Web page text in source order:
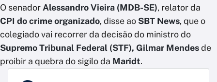
O senador Alessandro Vieira (MDB-SE), relator da
CPI do crime organizado, disse ao SBT News, que o
colegiado vai recorrer da decisão do ministro do
Supremo Tribunal Federal (STF), Gilmar Mendesde
proibir a quebra do sigilo da Maridt.